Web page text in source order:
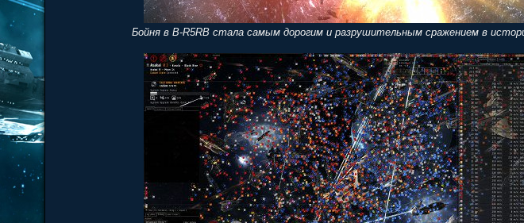
Бойня в B-R5RB стала самым дорогим и разрушительным сражением в